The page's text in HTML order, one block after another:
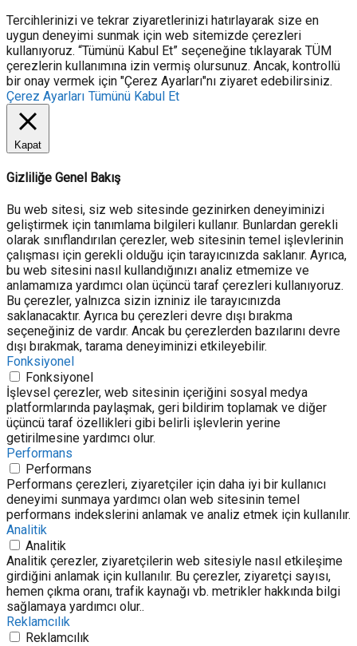
Tercihlerinizi ve tekrar ziyaretlerinizi hatırlayarak size en
uygun deneyimi sunmak için web sitemizde çerezleri
kullanıyoruz. “Tümünü Kabul Et” seçeneğine tıklayarak TÜM
çerezlerin kullanımına izin vermiş olursunuz. Ancak, kontrollü
bir onay vermek için "Çerez Ayarları"nı ziyaret edebilirsiniz.
Çerez Ayarları Tümünü Kabul Et
Kapat
Gizliliğe Genel Bakış
Bu web sitesi, siz web sitesinde gezinirken deneyiminizi
geliştirmek için tanımlama bilgileri kullanır. Bunlardan gerekli
olarak sınıflandırılan çerezler, web sitesinin temel işlevlerinin
çalışması için gerekli olduğu için tarayıcınızda saklanır. Ayrıca,
bu web sitesini nasıl kullandığınızı analiz etmemize ve
anlamamıza yardımcı olan üçüncü taraf çerezleri kullanıyoruz.
Bu çerezler, yalnızca sizin izniniz ile tarayıcınızda
saklanacaktır. Ayrıca bu çerezleri devre dışı bırakma
seçeneğiniz de vardır. Ancak bu çerezlerden bazılarını devre
dışı bırakmak, tarama deneyiminizi etkileyebilir.
Fonksiyonel
Fonksiyonel
İşlevsel çerezler, web sitesinin içeriğini sosyal medya
platformlarında paylaşmak, geri bildirim toplamak ve diğer
üçüncü taraf özellikleri gibi belirli işlevlerin yerine
getirilmesine yardımcı olur.
Performans
Performans
Performans çerezleri, ziyaretçiler için daha iyi bir kullanıcı
deneyimi sunmaya yardımcı olan web sitesinin temel
performans indekslerini anlamak ve analiz etmek için kullanılır.
Analitik
Analitik
Analitik çerezler, ziyaretçilerin web sitesiyle nasıl etkileşime
girdiğini anlamak için kullanılır. Bu çerezler, ziyaretçi sayısı,
hemen çıkma oranı, trafik kaynağı vb. metrikler hakkında bilgi
sağlamaya yardımcı olur..
Reklamcılık
Reklamcılık